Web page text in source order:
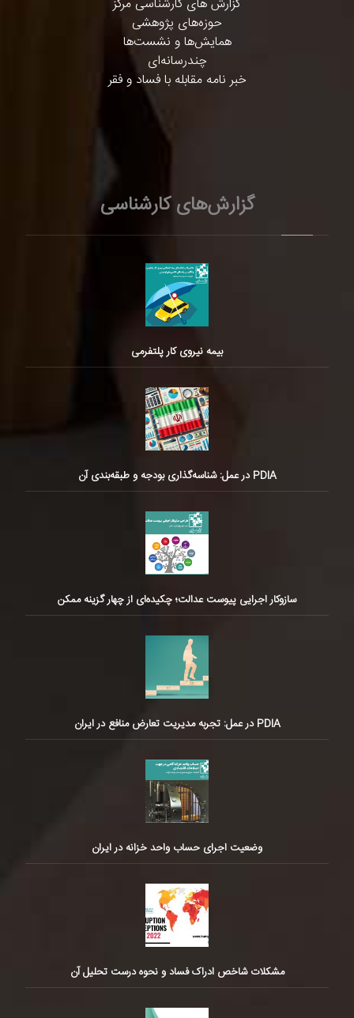
حوزه‌های پژوهشی
همایش‌ها و نشست‌ها
چندرسانه‌ای
خبر نامه مقابله با فساد و فقر
گزارش‌های کارشناسی
بیمه نیروی کار پلتفرمی
PDIA در عمل: شناسه‌گذاری بودجه و طبقه‌بندی آن
سازوکار اجرایی پیوست عدالت؛ چکیده‌ای از چهار گزینه ممکن
PDIA در عمل: تجربه مدیریت تعارض منافع در ایران
وضعیت اجرای حساب واحد خزانه در ایران
مشکلات شاخص ادراک فساد و نحوه درست تحلیل آن